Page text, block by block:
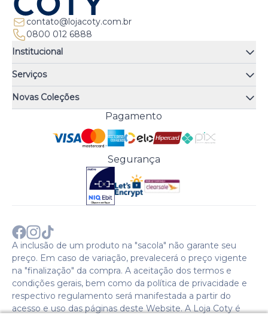
contato@lojacoty.com.br
0800 012 6888
Institucional
Quem somos
Quiz de fragrâncias
Trocas e Devoluções
Troque Fácil
Perguntas Frequentes
Política de Pagamento
Política de Entrega
Política de Privacidade
Comprar com CNPJ?
Sobre a COTY no mundo
Serviços
Atendimento
Meus Pedidos
Trabalhe Conosco
Preferências de Cookies
Novas Coleções
Cenoura & Bronze
Pagamento
Segurança
A inclusão de um produto na "sacola" não garante seu
preço. Em caso de variação, prevalecerá o preço vigente
na "finalização" da compra. A aceitação dos termos e
condições gerais, bem como da política de privacidade e
respectivo regulamento será manifestada a partir do
acesso e uso das páginas deste Website. A Loja Coty é